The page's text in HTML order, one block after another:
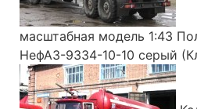
масштабная модель 1:43
НефАЗ-9334-10-10 серый